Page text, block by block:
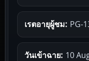
เรตอายุผู้ชม: PG-
วันเข้าฉาย: 10